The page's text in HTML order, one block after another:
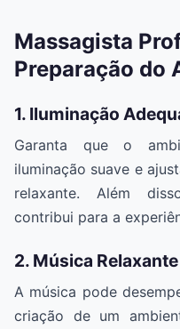
Massagista
Preparação do
1. Iluminação
Garanta que o
iluminação suave e
relaxante. Além
contribui para a
2. Música Relaxante
A música pode
criação de um